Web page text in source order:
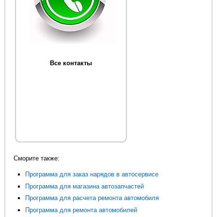
Все контакты
Сморите также:
Программа для заказ нарядов в автосервисе
Программа для магазина автозапчастей
Программа для расчета ремонта автомобиля
Программа для ремонта автомобилей